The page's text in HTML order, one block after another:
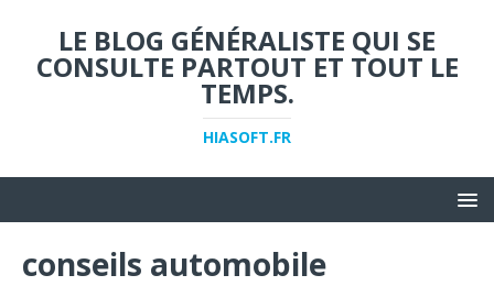
LE BLOG GÉNÉRALISTE QUI SE
CONSULTE PARTOUT ET TOUT LE
TEMPS.
HIASOFT.FR
conseils automobile